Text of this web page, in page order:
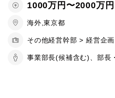
1000万円〜2000万円
海外,東京都
その他経営幹部 > 経営企
事業部長(候補含む)、部長